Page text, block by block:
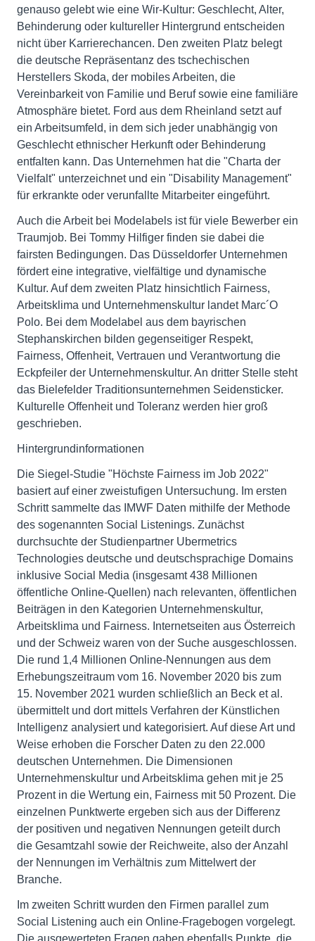
genauso gelebt wie eine Wir-Kultur: Geschlecht, Alter,
Behinderung oder kultureller Hintergrund entscheiden
nicht über Karrierechancen. Den zweiten Platz belegt
die deutsche Repräsentanz des tschechischen
Herstellers Skoda, der mobiles Arbeiten, die
Vereinbarkeit von Familie und Beruf sowie eine familiäre
Atmosphäre bietet. Ford aus dem Rheinland setzt auf
ein Arbeitsumfeld, in dem sich jeder unabhängig von
Geschlecht ethnischer Herkunft oder Behinderung
entfalten kann. Das Unternehmen hat die "Charta der
Vielfalt" unterzeichnet und ein "Disability Management"
für erkrankte oder verunfallte Mitarbeiter eingeführt.
Auch die Arbeit bei Modelabels ist für viele Bewerber ein
Traumjob. Bei Tommy Hilfiger finden sie dabei die
fairsten Bedingungen. Das Düsseldorfer Unternehmen
fördert eine integrative, vielfältige und dynamische
Kultur. Auf dem zweiten Platz hinsichtlich Fairness,
Arbeitsklima und Unternehmenskultur landet Marc´O
Polo. Bei dem Modelabel aus dem bayrischen
Stephanskirchen bilden gegenseitiger Respekt,
Fairness, Offenheit, Vertrauen und Verantwortung die
Eckpfeiler der Unternehmenskultur. An dritter Stelle steht
das Bielefelder Traditionsunternehmen Seidensticker.
Kulturelle Offenheit und Toleranz werden hier groß
geschrieben.
Hintergrundinformationen
Die Siegel-Studie "Höchste Fairness im Job 2022"
basiert auf einer zweistufigen Untersuchung. Im ersten
Schritt sammelte das IMWF Daten mithilfe der Methode
des sogenannten Social Listenings. Zunächst
durchsuchte der Studienpartner Ubermetrics
Technologies deutsche und deutschsprachige Domains
inklusive Social Media (insgesamt 438 Millionen
öffentliche Online-Quellen) nach relevanten, öffentlichen
Beiträgen in den Kategorien Unternehmenskultur,
Arbeitsklima und Fairness. Internetseiten aus Österreich
und der Schweiz waren von der Suche ausgeschlossen.
Die rund 1,4 Millionen Online-Nennungen aus dem
Erhebungszeitraum vom 16. November 2020 bis zum
15. November 2021 wurden schließlich an Beck et al.
übermittelt und dort mittels Verfahren der Künstlichen
Intelligenz analysiert und kategorisiert. Auf diese Art und
Weise erhoben die Forscher Daten zu den 22.000
deutschen Unternehmen. Die Dimensionen
Unternehmenskultur und Arbeitsklima gehen mit je 25
Prozent in die Wertung ein, Fairness mit 50 Prozent. Die
einzelnen Punktwerte ergeben sich aus der Differenz
der positiven und negativen Nennungen geteilt durch
die Gesamtzahl sowie der Reichweite, also der Anzahl
der Nennungen im Verhältnis zum Mittelwert der
Branche.
Im zweiten Schritt wurden den Firmen parallel zum
Social Listening auch ein Online-Fragebogen vorgelegt.
Die ausgewerteten Fragen gaben ebenfalls Punkte, die